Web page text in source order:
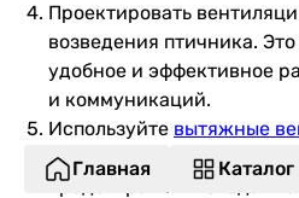
Проектировать
возведения птичника.
удобное и эффективное
и коммуникаций.
Используйте вытяжные
клапаном
для зимней
предотвратить попадание
Главная Каталог